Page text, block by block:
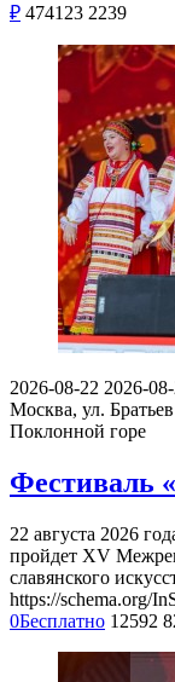
₽ 474123 2239
2026-08-22 2026-
Москва, ул.
Поклонной горе
Фестиваль
22 августа 2026
пройдет XV
славянского
https://schema.org/
0Бесплатно 12592